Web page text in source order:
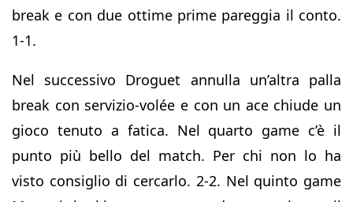
break e con due ottime prime pareggia il conto.
1-1.
Nel successivo Droguet annulla un’altra palla
break con servizio-volée e con un ace chiude un
gioco tenuto a fatica. Nel quarto game c’è il
punto più bello del match. Per chi non lo ha
visto consiglio di cercarlo. 2-2. Nel quinto game